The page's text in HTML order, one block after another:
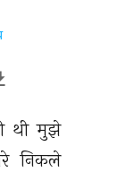
थी मुझे
निकले